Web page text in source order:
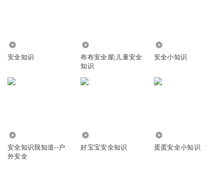
安全知识
布布安全屋|儿童安全
知识
安全小知识
安全知识我知道--户
外安全
好宝宝安全知识 蛋蛋安全小知识